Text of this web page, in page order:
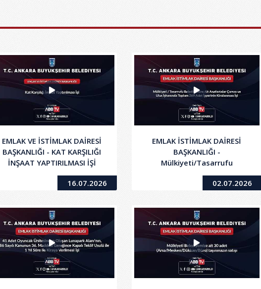
EMLAK VE İSTİMLAK DAİRESİ
BAŞKANLIĞI - KAT KARŞILIĞI
İNŞAAT YAPTIRILMASI İŞİ
16.07.2026
EMLAK İSTİMLAK DAİRESİ
BAŞKANLIĞI -
Mülkiyeti/Tasarrufu
Belediyemize Ait Anafartalar
Çarsısı ve Ulus İşhanında
Kiralanması İşi
02.07.2026